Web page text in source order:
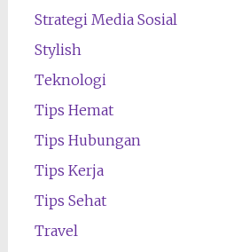
Strategi Media Sosial
Stylish
Teknologi
Tips Hemat
Tips Hubungan
Tips Kerja
Tips Sehat
Travel